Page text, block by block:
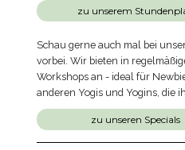
zu unserem
Schau gerne auch mal bei
vorbei. Wir bieten in
Workshops an - ideal für
anderen Yogis und Yogins, die
zu unseren Specials